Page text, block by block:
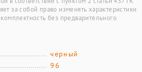
за собой право изменять характеристики
без предварительного
черный
96